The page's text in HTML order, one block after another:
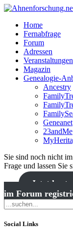
Home
Fernabfrage
Forum
Adressen
Veranstaltungen
Magazin
Genealogie-
Ancestry
Geneanet
23andMe
Sie sind noch nicht
Frage und lassen Sie
Jetzt
im Forum
Social Links